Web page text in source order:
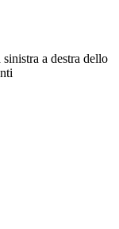
a destra dello